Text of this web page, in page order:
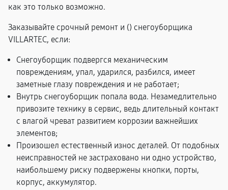
как это только возможно.
Заказывайте срочный ремонт и () снегоуборщика
VILLARTEC, если:
Снегоуборщик подвергся механическим
повреждениям, упал, ударился, разбился, имеет
заметные глазу повреждения и не работает;
Внутрь снегоуборщик попала вода. Незамедлительно
привозите технику в сервис, ведь длительный контакт
с влагой чреват развитием коррозии важнейших
элементов;
Произошел естественный износ деталей. От подобных
неисправностей не застраховано ни одно устройство,
наибольшему риску подвержены кнопки, порты,
корпус, аккумулятор.